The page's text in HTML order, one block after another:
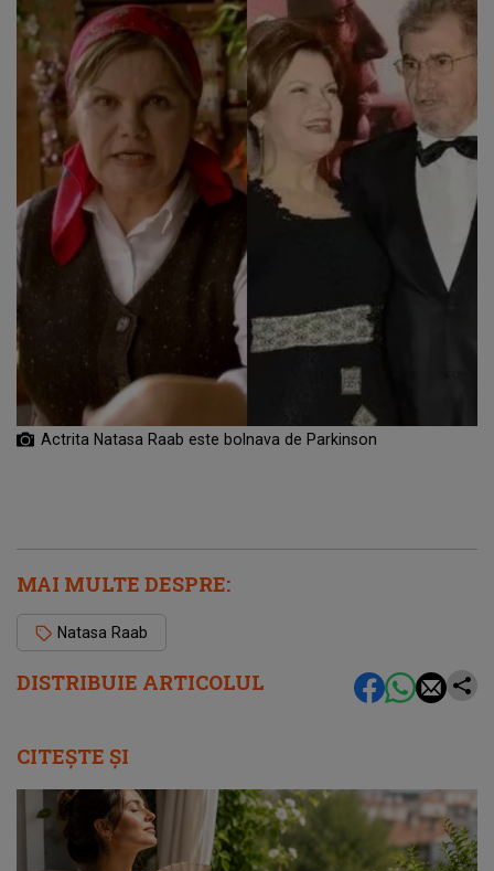
DISTRIBUIE ARTICOLUL
Actrita Natasa Raab este bolnava de Parkinson
MAI MULTE DESPRE:
Natasa Raab
CITEȘTE ȘI